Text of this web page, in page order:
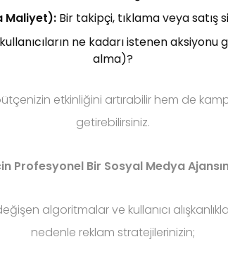
Maliyet): Bir takipçi, tıklama veya satış
kullanıcıların ne kadarı istenen
alma)?
etkinliğini artırabilir hem de
getirebilirsiniz.
Profesyonel Bir Sosyal Medya
algoritmalar ve kullanıcı
nedenle reklam stratejilerinizin;